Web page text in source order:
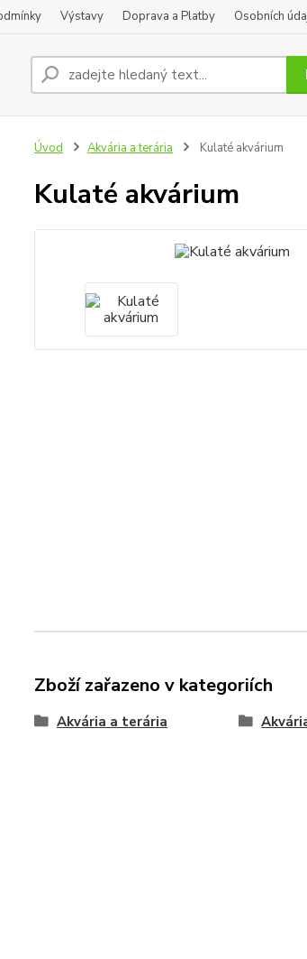
Výstavy Doprava a Platby Osobních
Úvod Akvária a terária Kulaté akvárium
Kulaté akvárium
Zboží zařazeno v kategoriích
Akvária a terária